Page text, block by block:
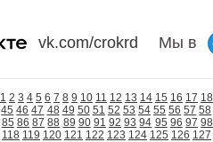
vk.com/crokrd Мы в
1 2 3 4 5 6 7 8 9 10 11 12 13 14 15 16 17 18
45 46 47 48 49 50 51 52 53 54 55 56 57 58
85 86 87 88 89 90 91 92 93 94 95 96 97 98
118 119 120 121 122 123 124 125 126 127